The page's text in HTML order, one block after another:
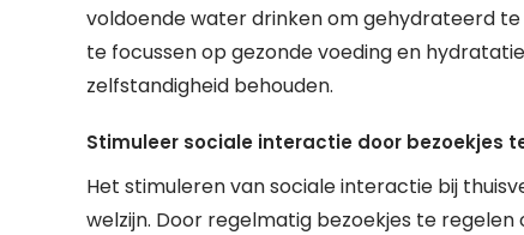
voldoende water drinken om gehydrateerd
te focussen op gezonde voeding en
zelfstandigheid behouden.
Stimuleer sociale interactie door bezoekjes
Het stimuleren van sociale interactie bij
welzijn. Door regelmatig bezoekjes te